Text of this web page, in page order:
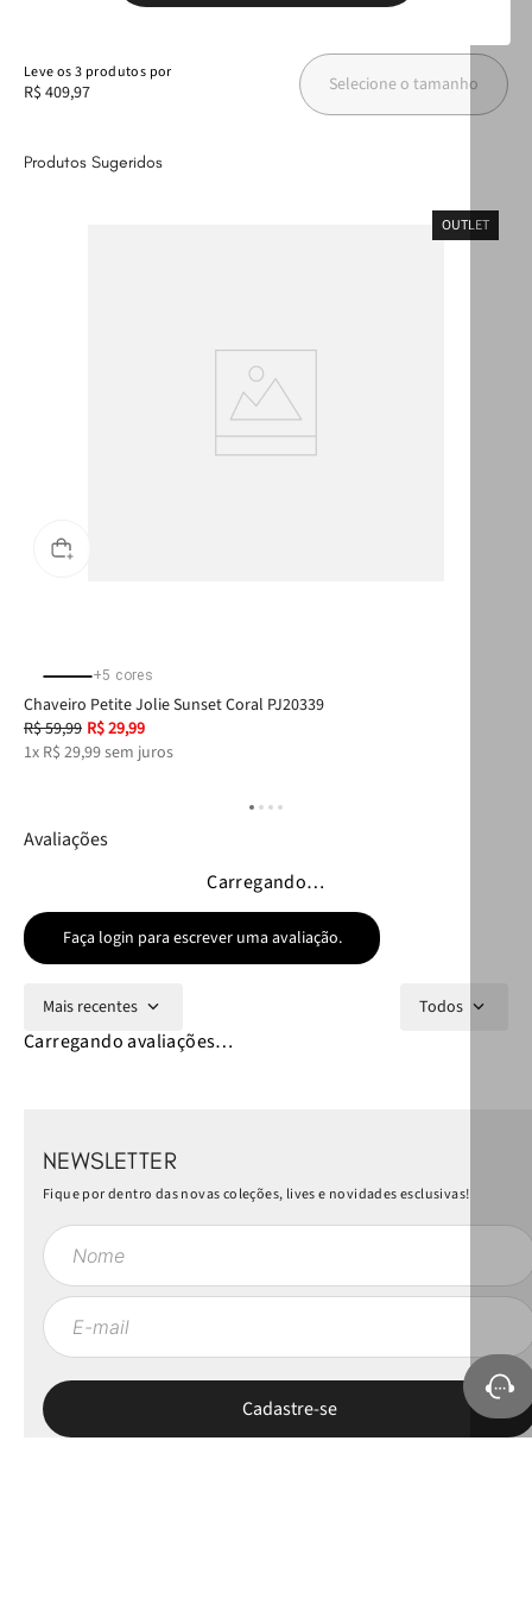
Leveos3 produtos por
R$ 409,97 Selecione o tamanho
Produtos Sugeridos
+5 cores
Chaveiro Petite Jolie Sunset Coral PJ20339
R$59,99 R$29,99
1x R$ 29,99sem juros
OUTLET
Avaliações
Carregando…
Faça login para escrever uma avaliação.
Mais recentes Todos
Carregando avaliações…
NEWSLETTER
Fique por dentro das novas coleções, lives e novidades esclusivas!